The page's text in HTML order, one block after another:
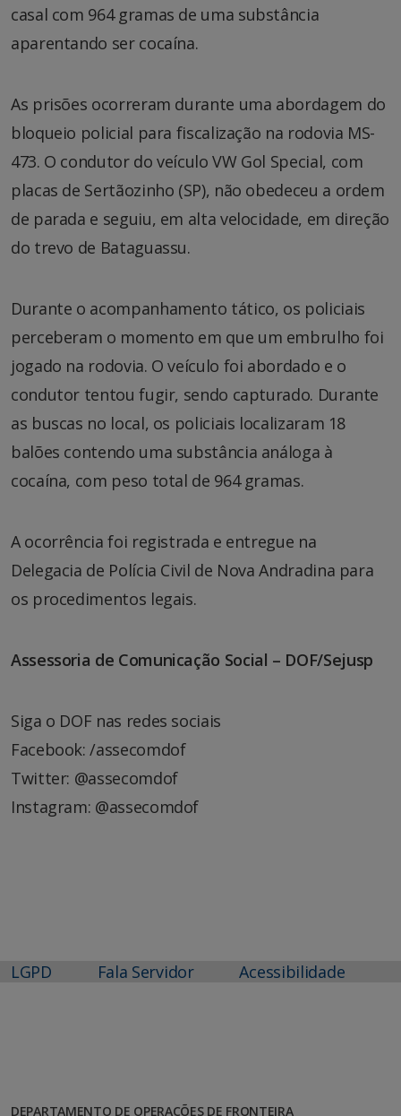
casal com 964 gramas de uma substância
aparentando ser cocaína.
As prisões ocorreram durante uma abordagem do
bloqueio policial para fiscalização na rodovia MS-
473. O condutor do veículo VW Gol Special, com
placas de Sertãozinho (SP), não obedeceu a ordem
de parada e seguiu, em alta velocidade, em direção
do trevo de Bataguassu.
Durante o acompanhamento tático, os policiais
perceberam o momento em que um embrulho foi
jogado na rodovia. O veículo foi abordado e o
condutor tentou fugir, sendo capturado. Durante
as buscas no local, os policiais localizaram 18
balões contendo uma substância análoga à
cocaína, com peso total de 964 gramas.
A ocorrência foi registrada e entregue na
Delegacia de Polícia Civil de Nova Andradina para
os procedimentos legais.
Assessoria de Comunicação Social – DOF/Sejusp
Siga o DOF nas redes sociais
Facebook: /assecomdof
Twitter: @assecomdof
Instagram: @assecomdof
LGPD Fala Servidor Acessibilidade
DEPARTAMENTO DE OPERAÇÕES DE FRONTEIRA